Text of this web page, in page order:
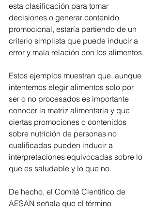
esta clasificación para tomar
decisiones o generar contenido
promocional, estaría partiendo de un
criterio simplista que puede inducir a
error y mala relación con los alimentos.
Estos ejemplos muestran que, aunque
intentemos elegir alimentos solo por
ser o no procesados es importante
conocer la matriz alimentaria y que
ciertas promociones o contenidos
sobre nutrición de personas no
cualificadas pueden inducir a
interpretaciones equivocadas sobre lo
que es saludable y lo que no.
De hecho, el Comité Científico de
AESAN señala que el término